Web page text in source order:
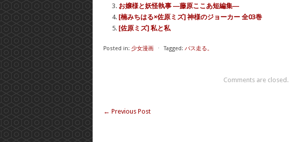
お嬢様と妖怪執事 ―藤原ここあ短編集―
[楠みちはる×佐原ミズ] 神様のジョーカー 全03巻
[佐原ミズ] 私と私
Posted in: 少女漫画 ⋅ Tagged: バス走る。
Comments are closed.
← Previous Post